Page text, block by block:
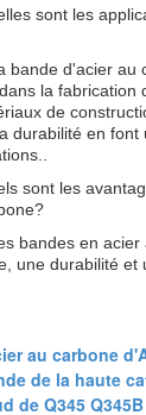
sont les
bande d'acier au
la fabrication
de
durabilité en font
sont les
bandes en
une durabilité et
au carbone
de la haute
de Q345 Q345B